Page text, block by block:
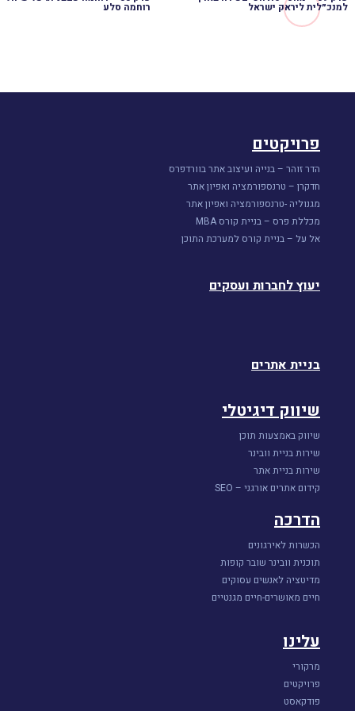
למנכ״לית ליראק ישראל רוחמה סלע
פרויקטים
הדר זוהר – בנייה ועיצוב אתר בוורדפרס
חדקרן – טרנספורמציה ואפיון אתר
מגנוליה -טרנספורמציה ואפיון אתר
מכללת פרס – בניית קורס MBA
אל על – בניית קורס למערכת התוכן
יעוץ לחברות ועסקים
בניית אתרים
שיווק דיגיטלי
שיווק באמצעות תוכן
שירות בניית וובינר
שירות בניית אתר
קידום אתרים אורגני – SEO
הדרכה
הכשרות לאירגונים
תוכנית וובינר שובר קופות
מדיטציה לאנשים עסוקים
חיים מאושרים-חיים מגנטיים
עלינו
מרקורי
פרויקטים
פודקאסט